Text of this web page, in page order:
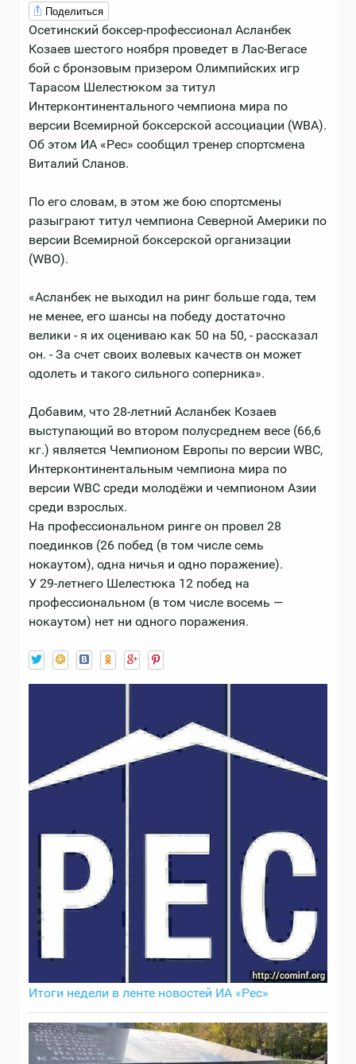
Поделиться
Осетинский боксер-профессионал Асланбек
Козаев шестого ноября проведет в Лас-Вегасе
бой с бронзовым призером Олимпийских игр
Тарасом Шелестюком за титул
Интерконтинентального чемпиона мира по
версии Всемирной боксерской ассоциации (WBA).
Об этом ИА «Рес» сообщил тренер спортсмена
Виталий Сланов.
По его словам, в этом же бою спортсмены
разыграют титул чемпиона Северной Америки по
версии Всемирной боксерской организации
(WBO).
«Асланбек не выходил на ринг больше года, тем
не менее, его шансы на победу достаточно
велики - я их оцениваю как 50 на 50, - рассказал
он. - За счет своих волевых качеств он может
одолеть и такого сильного соперника».
Добавим, что 28-летний Асланбек Козаев
выступающий во втором полусреднем весе (66,6
кг.) является Чемпионом Европы по версии WBC,
Интерконтинентальным чемпиона мира по
версии WBC среди молодёжи и чемпионом Азии
среди взрослых.
На профессиональном ринге он провел 28
поединков (26 побед (в том числе семь
нокаутом), одна ничья и одно поражение).
У 29-летнего Шелестюка 12 побед на
профессиональном (в том числе восемь —
нокаутом) нет ни одного поражения.
Итоги недели в ленте новостей ИА «Рес»